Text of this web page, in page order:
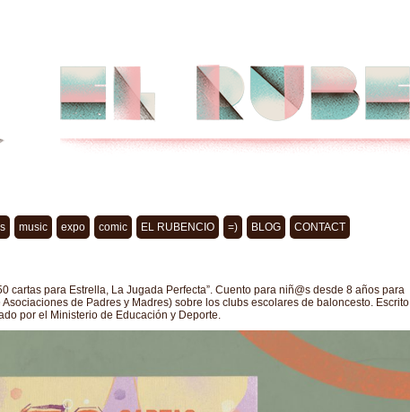
music expo comic EL RUBENCIO =) BLOG CONTACT
cartas para Estrella, La Jugada Perfecta”. Cuento para niñ@s desde 8 años para
de Padres y Madres) sobre los clubs escolares de baloncesto. Escrito
por el Ministerio de Educación y Deporte.